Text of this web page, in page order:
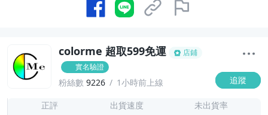
colorme 超取599免運
店鋪
實名驗證
粉絲數 9226 1小時前上線 追蹤
正評 出貨速度 未出貨率